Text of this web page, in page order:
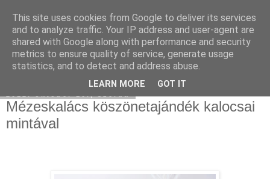
Moha Konyha
Mézeskalács köszönetajándék kalocsai
mintával
This site uses cookies from Google to deliver its services
and to analyze traffic. Your IP address and user-agent are
shared with Google along with performance and security
metrics to ensure quality of service, generate usage
statistics, and to detect and address abuse.
LEARN MORE GOT IT